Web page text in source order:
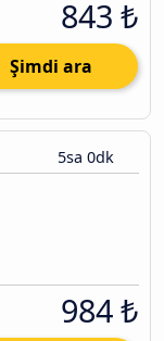
843 ₺
Şimdi ara
5sa 0dk
984 ₺